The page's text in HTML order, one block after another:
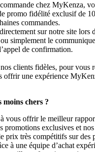
chez MyKenza,
promo fidélité exclusif de
commandes.
sur notre site lors
simplement le
de confirmation.
clients fidèles, pour vous
offrir une expérience
moins chers ?
vous offrir le meilleur
promotions exclusives et
prix très compétitifs sur des
à une équipe d’achat